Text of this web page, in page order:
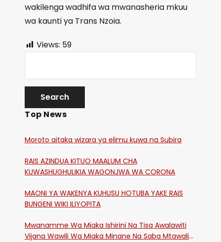
wakilenga wadhifa wa mwanasheria mkuu
wa kaunti ya Trans Nzoia.
Views: 59
Top News
Moroto aitaka wizara ya elimu kuwa na Subira
RAIS AZINDUA KITUO MAALUM CHA
KUWASHUGHULIKIA WAGONJWA WA CORONA
MAONI YA WAKENYA KUHUSU HOTUBA YAKE RAIS
BUNGENI WIKI ILIYOPITA
Mwanamme Wa Miaka Ishirini Na Tisa Awalawiti
Vijana Wawili Wa Miaka Minane Na Saba Mtawalia